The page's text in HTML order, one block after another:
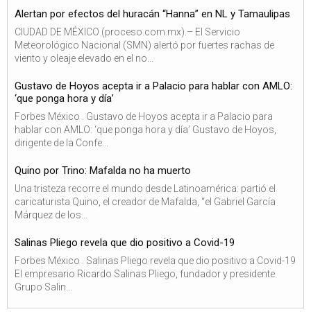
Alertan por efectos del huracán “Hanna” en NL y Tamaulipas
CIUDAD DE MÉXICO (proceso.com.mx).– El Servicio
Meteorológico Nacional (SMN) alertó por fuertes rachas de
viento y oleaje elevado en el no...
Gustavo de Hoyos acepta ir a Palacio para hablar con AMLO:
‘que ponga hora y día’
Forbes México . Gustavo de Hoyos acepta ir a Palacio para
hablar con AMLO: ‘que ponga hora y día’ Gustavo de Hoyos,
dirigente de la Confe...
Quino por Trino: Mafalda no ha muerto
Una tristeza recorre el mundo desde Latinoamérica: partió el
caricaturista Quino, el creador de Mafalda, “el Gabriel García
Márquez de los...
Salinas Pliego revela que dio positivo a Covid-19
Forbes México . Salinas Pliego revela que dio positivo a Covid-19
El empresario Ricardo Salinas Pliego, fundador y presidente
Grupo Salin...